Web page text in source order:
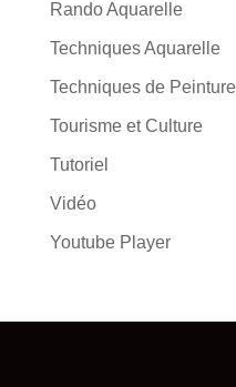
Rando Aquarelle
Techniques Aquarelle
Techniques de Peinture
Tourisme et Culture
Tutoriel
Vidéo
Youtube Player